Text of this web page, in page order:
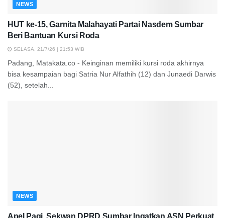
NEWS
HUT ke-15, Garnita Malahayati Partai Nasdem Sumbar
Beri Bantuan Kursi Roda
SELASA, 21/7/26 | 21:53 WIB
Padang, Matakata.co - Keinginan memiliki kursi roda akhirnya
bisa kesampaian bagi Satria Nur Alfathih (12) dan Junaedi Darwis
(52), setelah...
NEWS
Apel Pagi, Sekwan DPRD Sumbar Ingatkan ASN Perkuat